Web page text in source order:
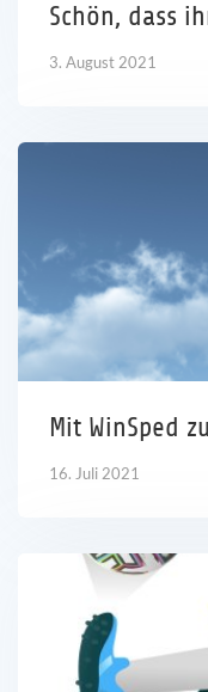
Schön, dass
3. August 2021
Mit WinSped
16. Juli 2021